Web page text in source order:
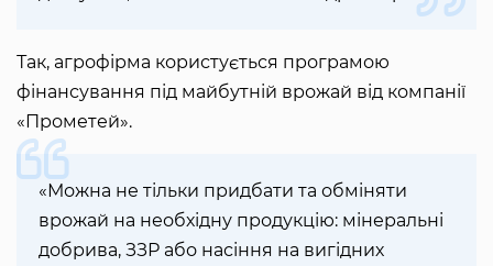
Так, агрофірма користується програмою
фінансування під майбутній врожай від компанії
«Прометей».
«Можна не тільки придбати та обміняти
врожай на необхідну продукцію: мінеральні
добрива, ЗЗР або насіння на вигідних